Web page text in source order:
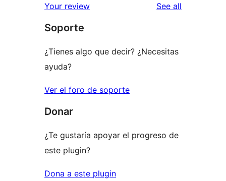
Your review See all
Soporte
¿Tienes algo que decir? ¿Necesitas
ayuda?
Ver el foro de soporte
Donar
¿Te gustaría apoyar el progreso de
este plugin?
Dona a este plugin